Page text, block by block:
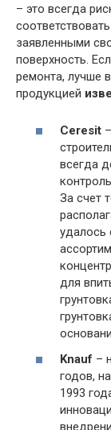
– это всегда
заявленными
поверхность.
ремонта, лучше
продукцией
Ceresit
всегда
За счет
удалось
для
Knauf –
годов,
1993